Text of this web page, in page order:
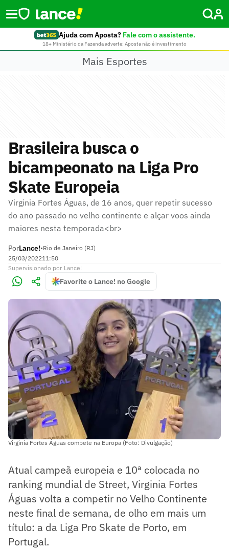
Ajuda com Aposta? Fale com o assistente.
18+ Ministério da Fazenda adverte: Aposta não é investimento
Mais Esportes
Brasileira busca o
bicampeonato na Liga Pro
Skate Europeia
Virginia Fortes Águas, de 16 anos, quer repetir sucesso
do ano passado no velho continente e alçar voos ainda
maiores nesta temporada<br>
PorLance!•Rio de Janeiro (RJ)
25/03/202211:50
Supervisionado por Lance!
Favorite o Lance! no Google
Virginia Fortes Águas compete na Europa (Foto: Divulgação)
Atual campeã europeia e 10ª colocada no
ranking mundial de Street, Virginia Fortes
Águas volta a competir no Velho Continente
neste final de semana, de olho em mais um
título: a da Liga Pro Skate de Porto, em
Portugal.